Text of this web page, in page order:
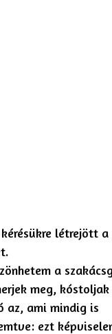
létrejött a
a
meg, kóstoljak
az, ami mindig is
ezt